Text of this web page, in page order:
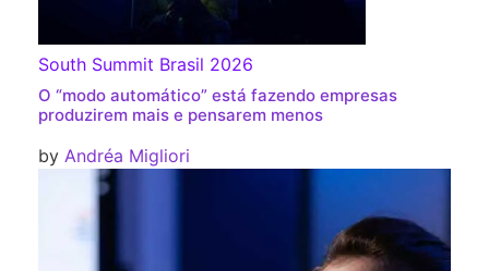
South Summit Brasil 2026
O “modo automático” está fazendo empresas
produzirem mais e pensarem menos
by Andréa Migliori